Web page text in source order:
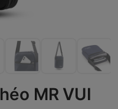
MR VUI